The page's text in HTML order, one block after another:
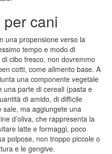
cani
una propensione verso la
tempo e modo di
cibo fresco, non dovremmo
cotti, come alimento base. A
una componente vegetale
una parte di cereali (pasta e
di amido, di difficile
sale, ma aggiungete una
d’oliva, che rappresenta la
latte e formaggi, poco
polpose, non troppo piccole o
e le gengive.